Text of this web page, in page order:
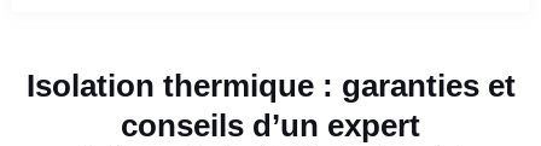
Isolation thermique : garanties et
conseils d’un expert